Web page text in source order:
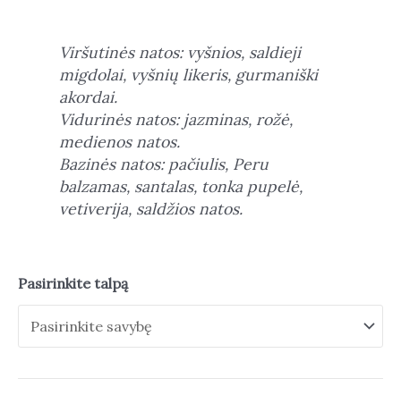
Viršutinės natos: vyšnios, saldieji
migdolai, vyšnių likeris, gurmaniški
akordai.
Vidurinės natos: jazminas, rožė,
medienos natos.
Bazinės natos: pačiulis, Peru
balzamas, santalas, tonka pupelė,
vetiverija, saldžios natos.
Pasirinkite talpą